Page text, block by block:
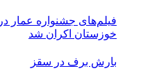
خوزستان اکران شد
بارش برف در سقز